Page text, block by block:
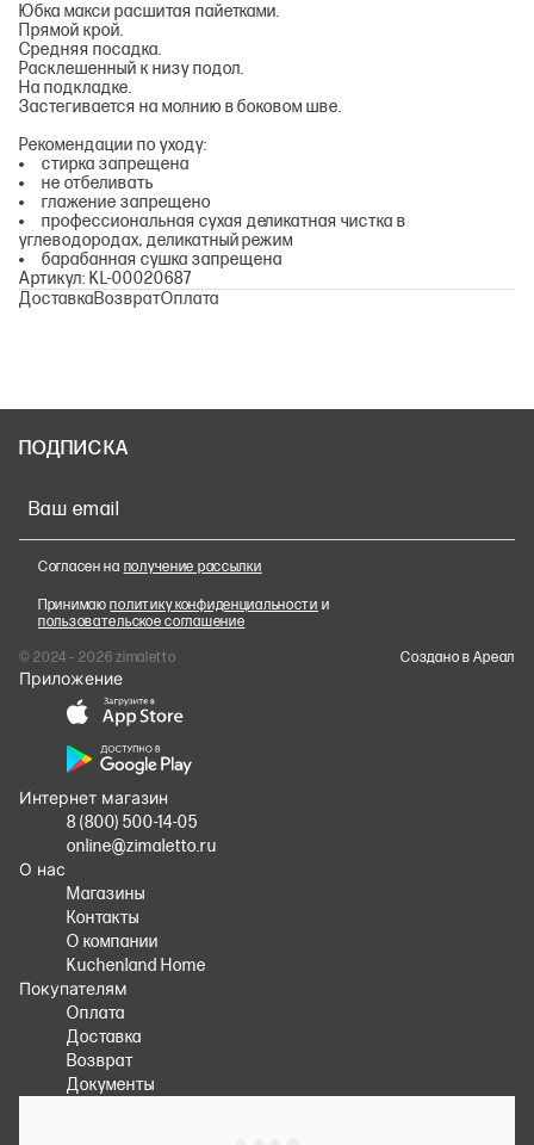
Юбка макси расшитая пайетками.
Прямой крой.
Средняя посадка.
Расклешенный к низу подол.
На подкладке.
Застегивается на молнию в боковом шве.
Рекомендации по уходу:
стирка запрещена
не отбеливать
глажение запрещено
профессиональная сухая деликатная чистка в
углеводородах, деликатный режим
барабанная сушка запрещена
Артикул: KL-00020687
ДоставкаВозвратОплата
ПОДПИСКА
Ваш email
Согласен на получение рассылки
Принимаюполитику конфиденциальности и
пользовательское соглашение
© 2024 – 2026 zimaletto
Cоздано в Ареал
Приложение
Интернет магазин
8 (800) 500-14-05
online@zimaletto.ru
О нас
Магазины
Контакты
О компании
Kuchenland Home
Покупателям
Оплата
Доставка
Возврат
Документы